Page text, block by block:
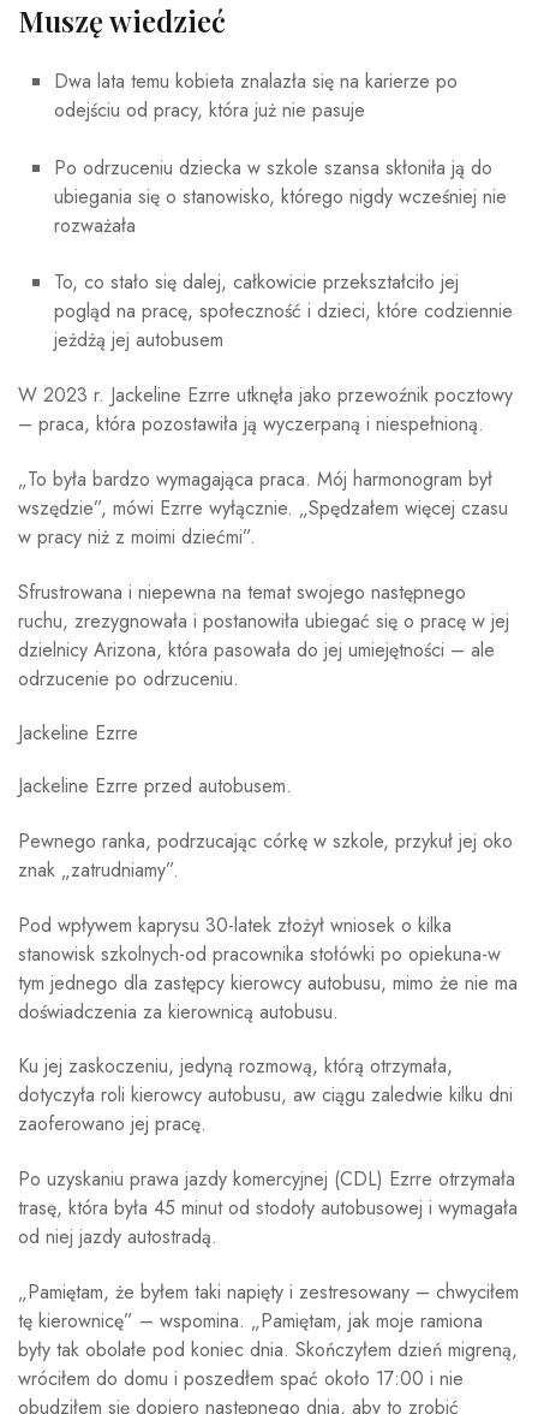
Muszę wiedzieć
Dwa lata temu kobieta znalazła się na karierze po
odejściu od pracy, która już nie pasuje
Po odrzuceniu dziecka w szkole szansa skłoniła ją do
ubiegania się o stanowisko, którego nigdy wcześniej nie
rozważała
To, co stało się dalej, całkowicie przekształciło jej
pogląd na pracę, społeczność i dzieci, które codziennie
jeżdżą jej autobusem
W 2023 r. Jackeline Ezrre utknęła jako przewoźnik pocztowy
– praca, która pozostawiła ją wyczerpaną i niespełnioną.
„To była bardzo wymagająca praca. Mój harmonogram był
wszędzie”, mówi Ezrre wyłącznie. „Spędzałem więcej czasu
w pracy niż z moimi dziećmi”.
Sfrustrowana i niepewna na temat swojego następnego
ruchu, zrezygnowała i postanowiła ubiegać się o pracę w jej
dzielnicy Arizona, która pasowała do jej umiejętności – ale
odrzucenie po odrzuceniu.
Jackeline Ezrre
Jackeline Ezrre przed autobusem.
Pewnego ranka, podrzucając córkę w szkole, przykuł jej oko
znak „zatrudniamy”.
Pod wpływem kaprysu 30-latek złożył wniosek o kilka
stanowisk szkolnych-od pracownika stołówki po opiekuna-w
tym jednego dla zastępcy kierowcy autobusu, mimo że nie ma
doświadczenia za kierownicą autobusu.
Ku jej zaskoczeniu, jedyną rozmową, którą otrzymała,
dotyczyła roli kierowcy autobusu, aw ciągu zaledwie kilku dni
zaoferowano jej pracę.
Po uzyskaniu prawa jazdy komercyjnej (CDL) Ezrre otrzymała
trasę, która była 45 minut od stodoły autobusowej i wymagała
od niej jazdy autostradą.
„Pamiętam, że byłem taki napięty i zestresowany – chwyciłem
tę kierownicę” – wspomina. „Pamiętam, jak moje ramiona
były tak obolałe pod koniec dnia. Skończyłem dzień migreną,
wróciłem do domu i poszedłem spać około 17:00 i nie
obudziłem się dopiero następnego dnia, aby to zrobić